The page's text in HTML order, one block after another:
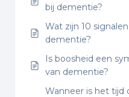
bij dementie?
Wat zijn 10
dementie?
Is boosheid een
van dementie?
Wanneer is het tijd